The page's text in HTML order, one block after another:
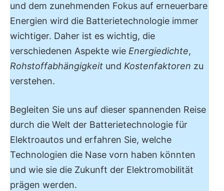
und dem zunehmenden Fokus auf erneuerbare
Energien wird die Batterietechnologie immer
wichtiger. Daher ist es wichtig, die
verschiedenen Aspekte wie Energiedichte,
Rohstoffabhängigkeit und Kostenfaktoren zu
verstehen.
Begleiten Sie uns auf dieser spannenden Reise
durch die Welt der Batterietechnologie für
Elektroautos und erfahren Sie, welche
Technologien die Nase vorn haben könnten
und wie sie die Zukunft der Elektromobilität
prägen werden.